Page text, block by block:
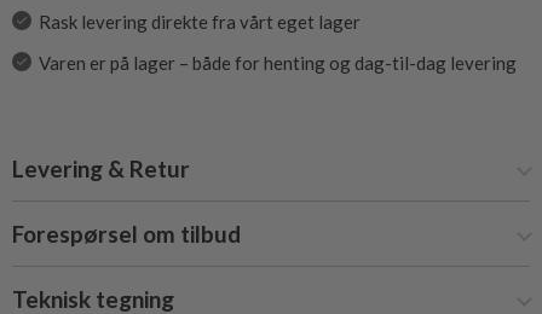
Rask levering direkte fra vårt eget lager
Varen er på lager – både for henting og dag-til-dag levering
Levering & Retur
Forespørsel om tilbud
Teknisk tegning